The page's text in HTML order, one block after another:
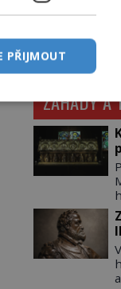
ZÁHADY A
PŘIJMOUT